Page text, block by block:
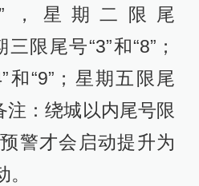
，星期二限尾
限尾号“3”和“8”；
和“9”；星期五限尾
注：绕城以内尾号限
警才会启动提升为